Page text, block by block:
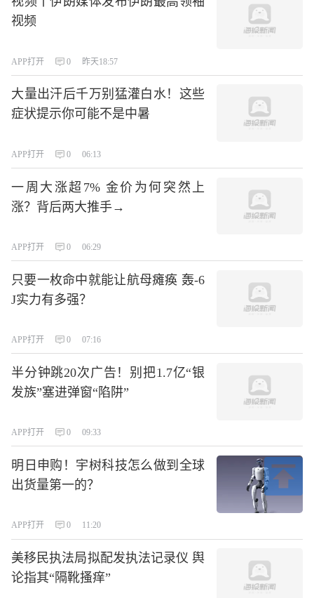
视频
APP打开 0 昨天18:57
大量出汗后千万别猛灌白水！这些
症状提示你可能不是中暑
APP打开 0 06:13
一周大涨超7% 金价为何突然上
涨？背后两大推手→
APP打开 0 06:29
只要一枚命中就能让航母瘫痪 轰-6
J实力有多强？
APP打开 0 07:16
半分钟跳20次广告！别把1.7亿“银
发族”塞进弹窗“陷阱”
APP打开 0 09:33
明日申购！宇树科技怎么做到全球
出货量第一的？
APP打开 0 11:20
美移民执法局拟配发执法记录仪 舆
论指其“隔靴搔痒”